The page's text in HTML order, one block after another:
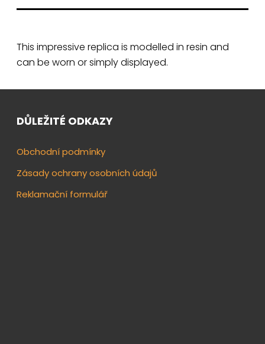
This impressive replica is modelled in resin and
can be worn or simply displayed.
DŮLEŽITÉ ODKAZY
Obchodní podmínky
Zásady ochrany osobních údajů
Reklamační formulář